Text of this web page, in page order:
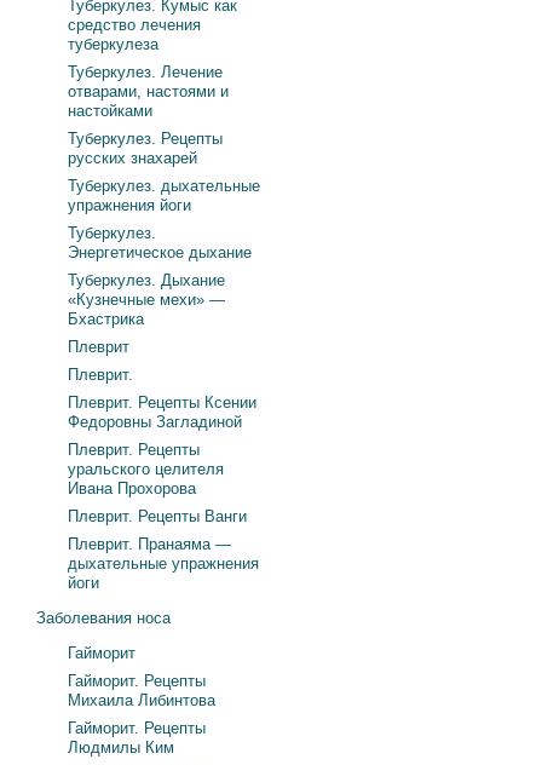
Туберкулез. Кумыс как
средство лечения
туберкулеза
Туберкулез. Лечение
отварами, настоями и
настойками
Туберкулез. Рецепты
русских знахарей
Туберкулез. дыхательные
упражнения йоги
Туберкулез.
Энергетическое дыхание
Туберкулез. Дыхание
«Кузнечные мехи» —
Бхастрика
Плеврит
Плеврит.
Плеврит. Рецепты Ксении
Федоровны Загладиной
Плеврит. Рецепты
уральского целителя
Ивана Прохорова
Плеврит. Рецепты Ванги
Плеврит. Пранаяма —
дыхательные упражнения
йоги
Заболевания носа
Гайморит
Гайморит. Рецепты
Михаила Либинтова
Гайморит. Рецепты
Людмилы Ким